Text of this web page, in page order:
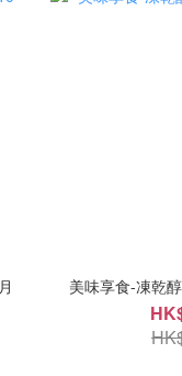
美味享食-凍乾